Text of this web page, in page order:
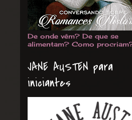
De onde vêm? De que se
alimentam? Como
JANE AUSTEN para
iniciantes